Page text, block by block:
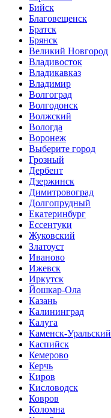
Бийск
Благовещенск
Братск
Брянск
Великий Новгород
Владивосток
Владикавказ
Владимир
Волгоград
Волгодонск
Волжский
Вологда
Воронеж
Выберите город
Грозный
Дербент
Дзержинск
Димитровоград
Долгопрудный
Екатеринбург
Ессентуки
Жуковский
Златоуст
Иваново
Ижевск
Иркутск
Йошкар-Ола
Казань
Калининград
Калуга
Каменск-Уральский
Каспийск
Кемерово
Керчь
Киров
Кисловодск
Ковров
Коломна